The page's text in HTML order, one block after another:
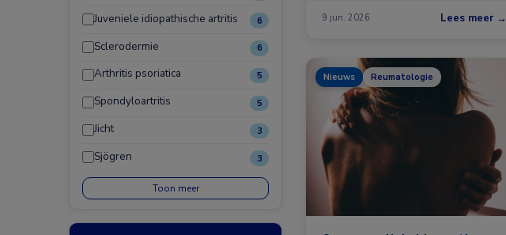
Juveniele idiopathische artritis 6
Sclerodermie 6
Arthritis psoriatica 5
Spondyloartritis 5
Jicht 3
Sjögren 3
Toon meer
9 jun. 2026 Lees meer →
Nieuws Reumatologie